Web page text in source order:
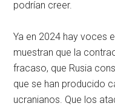
podrían creer.
Ya en 2024 hay voces
muestran que la
fracaso, que Rusia
que se han producido
ucranianos. Que los